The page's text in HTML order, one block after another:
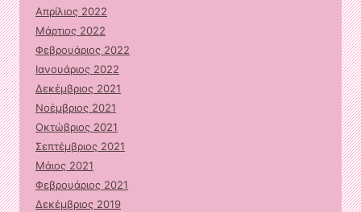
Απρίλιος 2022
Μάρτιος 2022
Φεβρουάριος 2022
Ιανουάριος 2022
Δεκέμβριος 2021
Νοέμβριος 2021
Οκτώβριος 2021
Σεπτέμβριος 2021
Μάιος 2021
Φεβρουάριος 2021
Δεκέμβριος 2019